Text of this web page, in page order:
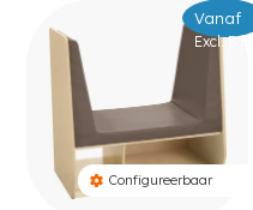
Configureerbaar
Vanaf
Excl. BTW